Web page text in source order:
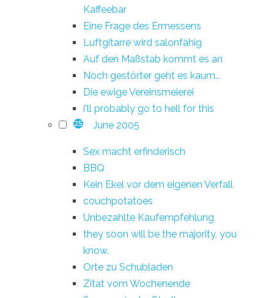
Kaffeebar
Eine Frage des Ermessens
Luftgitarre wird salonfähig
Auf den Maßstab kommt es an
Noch gestörter geht es kaum...
Die ewige Vereinsmeierei
i'll probably go to hell for this
25 June 2005
Sex macht erfinderisch
BBQ
Kein Ekel vor dem eigenen Verfall
couchpotatoes
Unbezahlte Kaufempfehlung
they soon will be the majority, you
know.
Orte zu Schubladen
Zitat vom Wochenende